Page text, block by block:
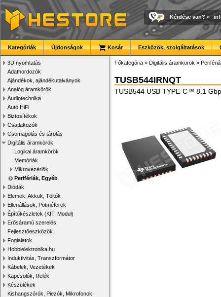
Kérdése van? »
Kategóriák Újdonságok Kosár Eszközök, szolgáltatások
3D nyomtatás
Adathordozók
Ajándékok, ajándékutalványok
Analóg áramkörök
Audiotechnika
Autó HiFi
Biztosítékok
Csatlakozók
Csomagolás és tárolás
Digitális áramkörök
Logikai áramkörök
Memóriák
Mikrovezérlők
Perifériák, Egyéb
Diódák
Elemek, Akkuk, Töltők
Ellenállások, Potméterek
Építőkészletek (KIT, Modul)
Erősáramú szerelés
Fejlesztőeszközök
Foglalatok
Hobbielektronika.hu
Induktivitás, Transzformátor
Kábelek, Vezetékek
Kapcsolók, Relék
Készülékek
Kishangszórók, Piezók, Mikrofonok
Főkategória » Digitális áramkörök »
TUSB544IRNQT
TUSB544 USB TYPE-C™ 8.1